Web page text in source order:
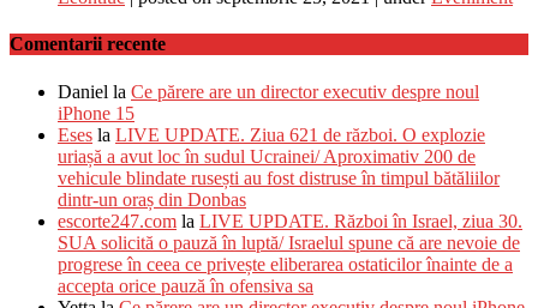
Comentarii recente
Daniel la Ce părere are un director executiv despre noul
iPhone 15
Eses la LIVE UPDATE. Ziua 621 de război. O explozie
uriașă a avut loc în sudul Ucrainei/ Aproximativ 200 de
vehicule blindate rusești au fost distruse în timpul bătăliilor
dintr-un oraș din Donbas
escorte247.com la LIVE UPDATE. Război în Israel, ziua 30.
SUA solicită o pauză în luptă/ Israelul spune că are nevoie de
progrese în ceea ce privește eliberarea ostaticilor înainte de a
accepta orice pauză în ofensiva sa